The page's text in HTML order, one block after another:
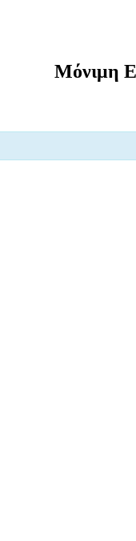
Μόνιμη